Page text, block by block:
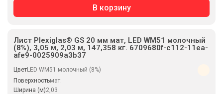
В корзину
Лист Plexiglas® GS 20 мм мат, LED WM51 молочный
(8%), 3,05 м, 2,03 м, 147,358 кг. 6709680f-c112-11ea-
afe9-0025909a3b37
ЦветLED WM51 молочный (8%)
Поверхностьмат.
Ширина (м)2,03